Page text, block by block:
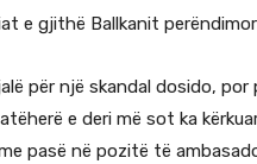
e gjithë Ballkanit
për një skandal dosido, por
e deri më sot ka
pasë në pozitë të